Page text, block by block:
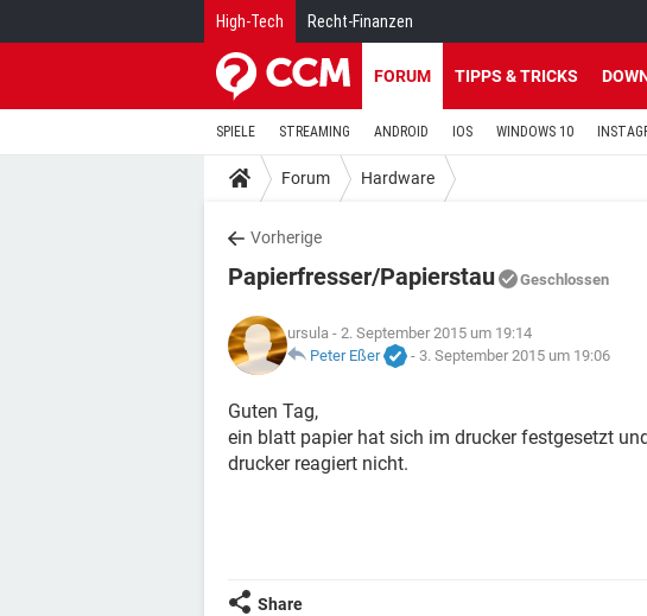
High-Tech Recht-Finanzen
FORUM TIPPS & TRICKS
SPIELE STREAMING ANDROID IOS WINDOWS 10
Forum Hardware
Vorherige
Papierfresser/Papierstau Geschlossen
ursula - 2. September 2015 um 19:14
Peter Eßer
- 3. September 2015 um 19:06
Guten Tag,
ein blatt papier hat sich im drucker festgesetzt
drucker reagiert nicht.
Share